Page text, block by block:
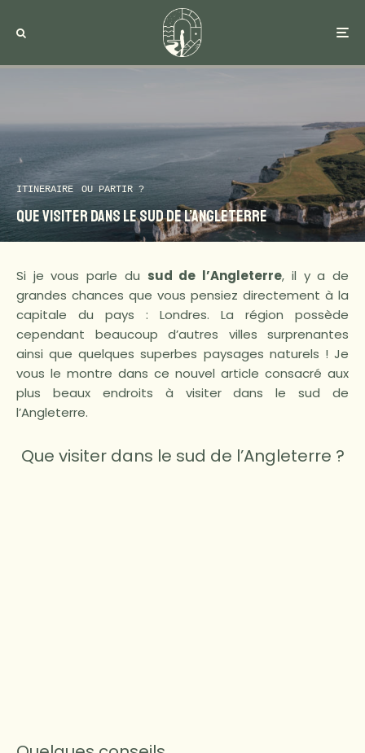
ITINERAIRE OU PARTIR ?
Que visiter dans le sud de l’Angleterre
Si je vous parle du sud de l’Angleterre, il y a de
grandes chances que vous pensiez directement à la
capitale du pays : Londres. La région possède
cependant beaucoup d’autres villes surprenantes
ainsi que quelques superbes paysages naturels ! Je
vous le montre dans ce nouvel article consacré aux
plus beaux endroits à visiter dans le sud de
l’Angleterre.
Que visiter dans le sud de l’Angleterre ?